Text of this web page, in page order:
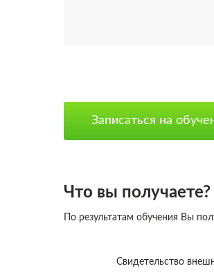
Записаться на
Что вы получаете?
По результатам обучения Вы
Свидетельство